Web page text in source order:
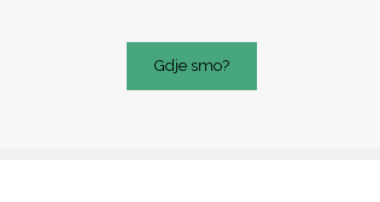
Gdje smo?